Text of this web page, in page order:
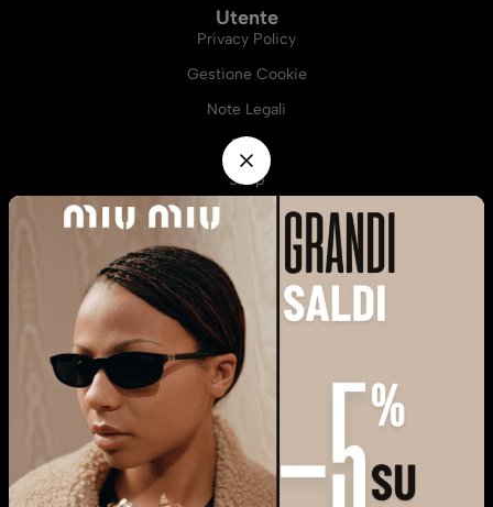
Utente
Privacy Policy
Gestione Cookie
Note Legali
Blog
Shop
Informazioni
Termini e Condizioni
Resi e Rimborsi
Richiesta Resi Online
Metodi di Pagamento
Spedizioni
Servizi